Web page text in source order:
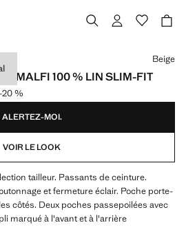
AMALFI 100 % LIN SLIM-FIT
€ ]%
Beige
ALERTEZ-MOI.
VOIR LE LOOK
tailleur. Passants de ceinture.
et fermeture éclair. Poche porte-
côtés. Deux poches passepoilées avec
marqué à l'avant et à l'arrière